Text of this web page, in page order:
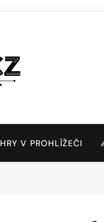
HRY V PROHLÍŽEČI